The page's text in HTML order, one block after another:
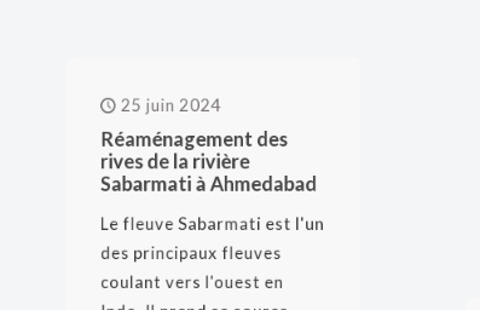
25 juin 2024
Réaménagement des
rives de la rivière
Sabarmati à Ahmedabad
Le fleuve Sabarmati est l'un
des principaux fleuves